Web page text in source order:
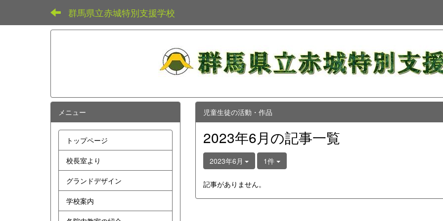
群馬県立赤城特別支援学校
児童生徒の活動・作品
2023年6月の記事一覧
2023年6月 1件
記事がありません。
メニュー
トップページ
校長室より
グランドデザイン
学校案内